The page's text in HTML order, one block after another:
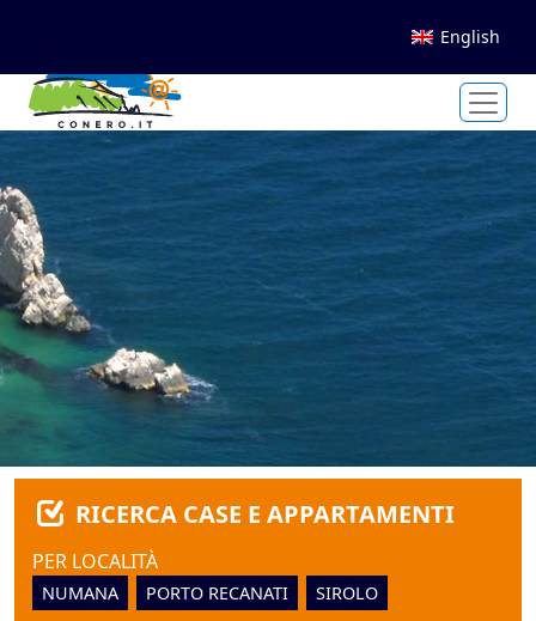
English
RICERCA CASE E APPARTAMENTI
PER LOCALITÀ
NUMANA PORTO RECANATI SIROLO